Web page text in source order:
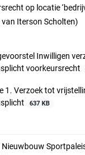
op locatie
van Iterson Scholten)
Inwilligen
voorkeursrecht
1. Verzoek tot
637 KB
Nieuwbouw